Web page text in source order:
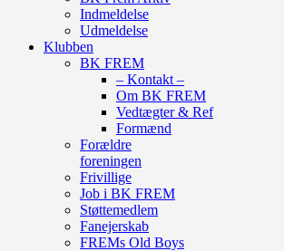
Indmeldelse
Udmeldelse
Klubben
BK FREM
– Kontakt –
Om BK FREM
Vedtægter & Ref
Formænd
Forældre
foreningen
Frivillige
Job i BK FREM
Støttemedlem
Fanejerskab
FREMs Old Boys